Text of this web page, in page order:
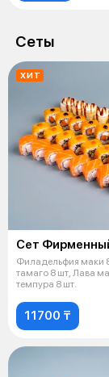
Сеты
ХИТ
Сет
Филадельфия маки
тамаго 8 шт, Лава
темпура 8 шт.
11700 ₸